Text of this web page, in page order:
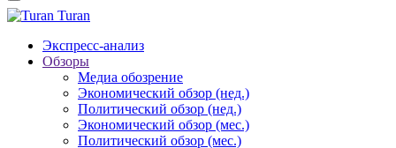
Turan
Экспресс-анализ
Обзоры
Медиа обозрение
Экономический обзор (нед.)
Политический обзор (нед.)
Экономический обзор (мес.)
Политический обзор (мес.)